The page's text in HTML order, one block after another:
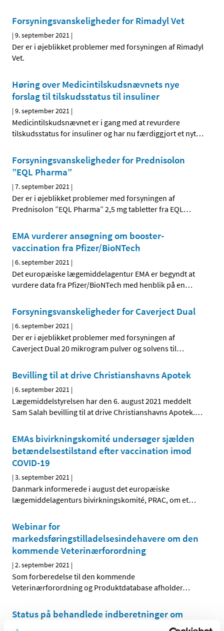
Forsyningsvanskeligheder for Rimadyl Vet
|9. september 2021 |
Der er i øjeblikket problemer med forsyningen af Rimadyl
Vet.
Høring over Medicintilskudsnævnets nye
forslag til tilskudsstatus til insuliner
|9. september 2021 |
Medicintilskudsnævnet er i gang med at revurdere
tilskudsstatus for insuliner og har nu færdiggjort et nyt…
Forsyningsvanskeligheder for Prednisolon
”EQL Pharma”
|7. september 2021 |
Der er i øjeblikket problemer med forsyningen af
Prednisolon ”EQL Pharma” 2,5 mg tabletter fra EQL…
EMA vurderer ansøgning om booster-
vaccination fra Pfizer/BioNTech
|6. september 2021 |
Det europæiske lægemiddelagentur EMA er begyndt at
vurdere data fra Pfizer/BioNTech med henblik på en…
Forsyningsvanskeligheder for Caverject Dual
|6. september 2021 |
Der er i øjeblikket problemer med forsyningen af
Caverject Dual 20 mikrogram pulver og solvens til…
Bevilling til at drive Christianshavns Apotek
|6. september 2021 |
Lægemiddelstyrelsen har den 6. august 2021 meddelt
Sam Salah bevilling til at drive Christianshavns Apotek.…
EMAs bivirkningskomité undersøger sjælden
betændelsestilstand efter vaccination imod
COVID-19
|3. september 2021 |
Danmark informerede i august det europæiske
lægemiddelagenturs bivirkningskomité, PRAC, om et…
Webinar for
markedsføringstilladelsesindehavere om den
kommende Veterinærforordning
|2. september 2021 |
Som forberedelse til den kommende
Veterinærforordning og Produktdatabase afholder…
Status på behandlede indberetninger om
formodede bivirkninger ved Spikevax